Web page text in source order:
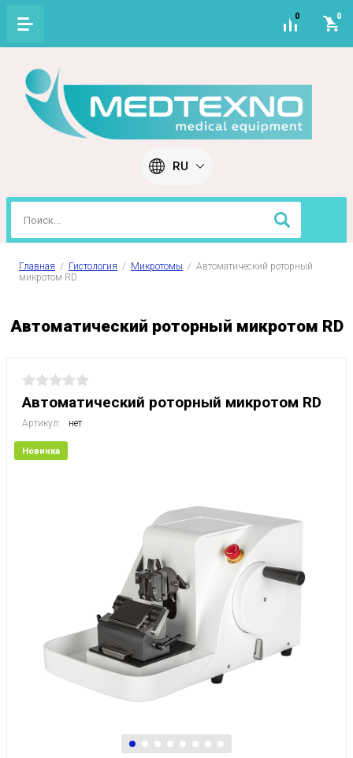
0 0
RU
Главная
  /
Гистология
  /
Микротомы
  /  Автоматический роторный
микротом RD
Автоматический роторный микротом RD
Автоматический роторный микротом RD
Артикул: нет
Новинка